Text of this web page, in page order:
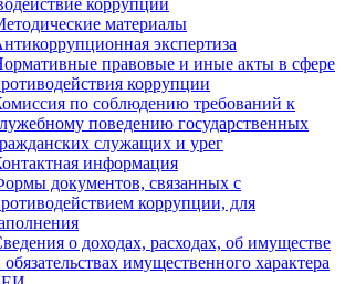
коррупции
материалы
экспертиза
правовые и иные акты в сфере
коррупции
по соблюдению требований к
поведению государственных
служащих и урег
информация
документов, связанных с
коррупции, для
о доходах, расходах, об имуществе
обязательствах имущественного характера